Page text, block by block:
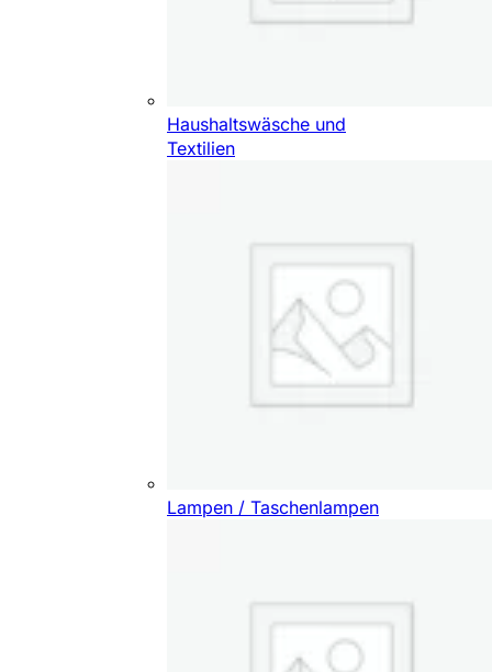
Haushaltswäsche und
Textilien
Lampen / Taschenlampen